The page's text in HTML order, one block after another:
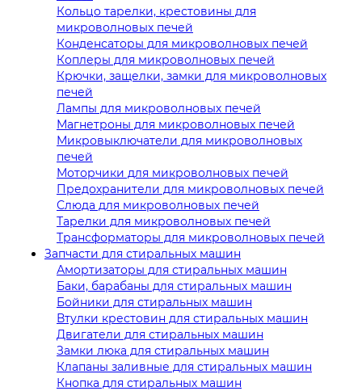
Кольцо тарелки, крестовины для
микроволновых печей
Конденсаторы для микроволновых печей
Коплеры для микроволновых печей
Крючки, защелки, замки для микроволновых
печей
Лампы для микроволновых печей
Магнетроны для микроволновых печей
Микровыключатели для микроволновых
печей
Моторчики для микроволновых печей
Предохранители для микроволновых печей
Слюда для микроволновых печей
Тарелки для микроволновых печей
Трансформаторы для микроволновых печей
Запчасти для стиральных машин
Амортизаторы для стиральных машин
Баки, барабаны для стиральных машин
Бойники для стиральных машин
Втулки крестовин для стиральных машин
Двигатели для стиральных машин
Замки люка для стиральных машин
Клапаны заливные для стиральных машин
Кнопка для стиральных машин